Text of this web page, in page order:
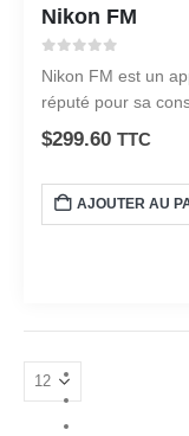
Nikon FM
Nikon FM est un
réputé pour sa
$299.60 TTC
AJOUTER AU